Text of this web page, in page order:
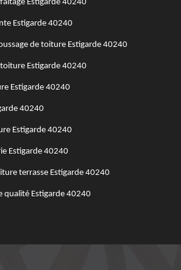
Estigarde 40240
Estigarde 40240
de toiture Estigarde 40240
Estigarde 40240
Estigarde 40240
40240
Estigarde 40240
Estigarde 40240
terrasse Estigarde 40240
qualité Estigarde 40240